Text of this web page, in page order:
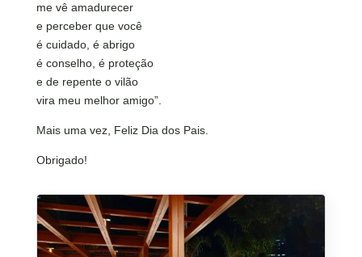
me vê amadurecer
e perceber que você
é cuidado, é abrigo
é conselho, é proteção
e de repente o vilão
vira meu melhor amigo”.
Mais uma vez, Feliz Dia dos Pais.
Obrigado!